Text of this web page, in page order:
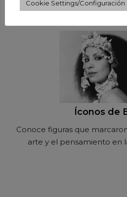
Pronto : Descubramos los
Íconos de
Conoce figuras que
arte y el pensamiento en
Cookie Settings/Configuración